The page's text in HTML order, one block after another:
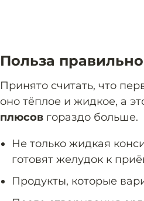
Польза
Принято считать, что
оно тёплое и жидкое, а
плюсов гораздо больше.
Не только жидкая
готовят желудок к
Продукты, которые